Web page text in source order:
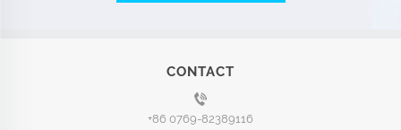
CONTACT
+86 0769-82389116